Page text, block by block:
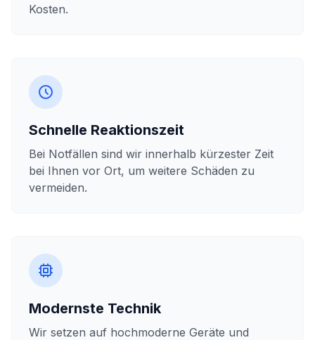
Kosten.
Schnelle Reaktionszeit
Bei Notfällen sind wir innerhalb kürzester Zeit
bei Ihnen vor Ort, um weitere Schäden zu
vermeiden.
Modernste Technik
Wir setzen auf hochmoderne Geräte und